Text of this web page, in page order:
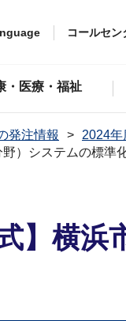
コールセン
・医療・福祉
発注情報 2024年
）システムの標準
】横浜